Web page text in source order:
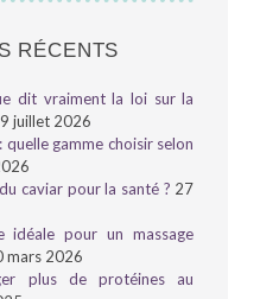
RÉCENTS
dit vraiment la loi sur la
juillet 2026
quelle gamme choisir selon
caviar pour la santé ? 27
idéale pour un massage
mars 2026
plus de protéines au